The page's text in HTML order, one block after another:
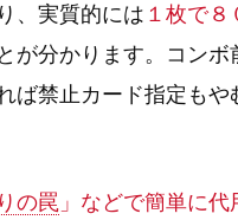
、実質的には １枚で
が分かります。コン
ば禁止カード指定も
の罠 」などで簡単に代